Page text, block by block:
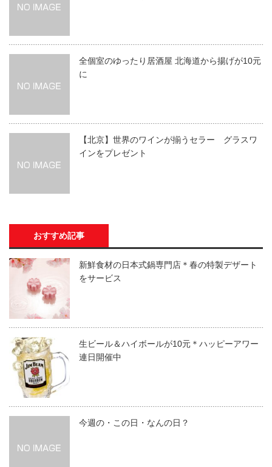
全個室のゆったり居酒屋 北海道から揚げが10元
に
【北京】世界のワインが揃うセラー グラスワ
インをプレゼント
おすすめ記事
新鮮食材の日本式鍋専門店＊春の特製デザート
をサービス
生ビール＆ハイボールが10元＊ハッピーアワー
連日開催中
今週の・この日・なんの日？